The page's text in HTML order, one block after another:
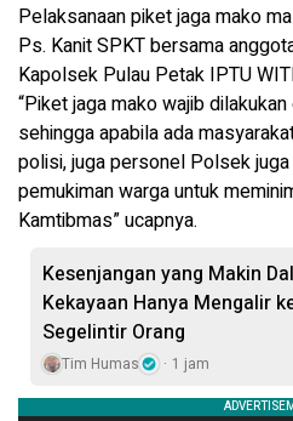
Pelaksanaan piket jaga mako
Ps. Kanit SPKT bersama
Kapolsek Pulau Petak IPTU
“Piket jaga mako wajib
sehingga apabila ada
polisi, juga personel Polsek
pemukiman warga untuk
Kamtibmas” ucapnya.
Kesenjangan yang Makin
Kekayaan Hanya Mengalir
Segelintir Orang
Tim Humas 1 jam